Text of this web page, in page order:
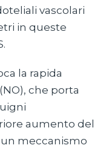
vascolari
in queste
la rapida
che porta
aumento del
un meccanismo